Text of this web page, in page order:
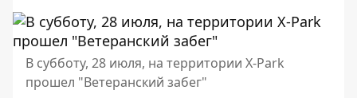
В субботу, 28 июля, на территории X-Park
прошел "Ветеранский забег"